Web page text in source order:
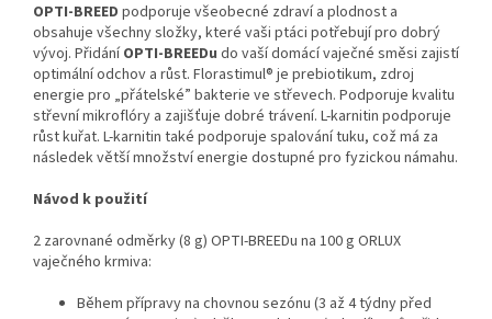
OPTI-BREED podporuje všeobecné zdraví a plodnost a
obsahuje všechny složky, které vaši ptáci potřebují pro dobrý
vývoj. PřidáníOPTI-BREEDu do vaší domácí vaječné směsi zajistí
optimální odchov a růst. Florastimul® je prebiotikum, zdroj
energie pro „přátelské” bakterie ve střevech. Podporuje kvalitu
střevní mikroflóry a zajišťuje dobré trávení. L-karnitin podporuje
růst kuřat. L-karnitin také podporuje spalování tuku, což má za
následek větší množství energie dostupné pro fyzickou námahu.
Návod k použití
2 zarovnané odměrky (8 g) OPTI-BREEDu na 100 g ORLUX
vaječného krmiva:
Během přípravy na chovnou sezónu (3 až 4 týdny před